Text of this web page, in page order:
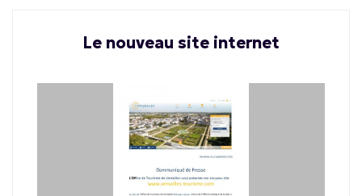
Le nouveau site internet